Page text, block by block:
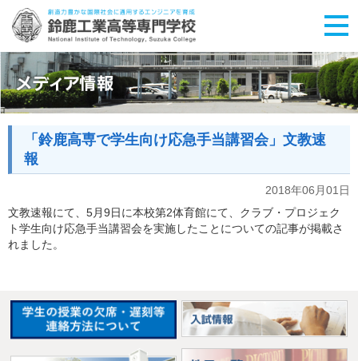
「鈴鹿高専で学生向け応急手当講習会」文教速
報
2018年06月01日
文教速報にて、5月9日に本校第2体育館にて、クラブ・プロジェク
ト学生向け応急手当講習会を実施したことについての記事が掲載さ
れました。